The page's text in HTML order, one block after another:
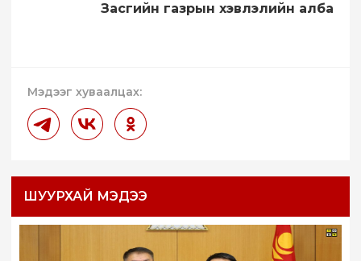
Засгийн газрын хэвлэлийн алба
Мэдээг хуваалцах:
ШУУРХАЙ МЭДЭЭ